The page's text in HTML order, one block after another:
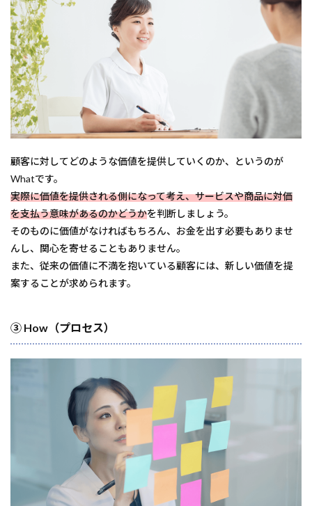
顧客に対してどのような価値を提供していくのか、というのが
Whatです。
実際に価値を提供される側になって考え、サービスや商品に対価
を支払う意味があるのかどうかを判断しましょう。
そのものに価値がなければもちろん、お金を出す必要もありませ
んし、関心を寄せることもありません。
また、従来の価値に不満を抱いている顧客には、新しい価値を提
案することが求められます。
③ How（プロセス）